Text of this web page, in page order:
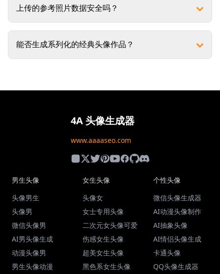
上传的参考照片数据安全吗？
能否生成系列化的经典头像作品？
4A 头像生成器
www.aaaaseo.com
男生头像
头像男生
头像男
微信头像男
AI男头像生成
动漫头像男
男生头像动漫
女生头像
头像女
女士专用头像
二次元女头像可爱
伤感女生头像
超美女生头像
黑色系女生头像
个性头像
微信头像生成器
AI动漫头像制作
AI抽象头像
AI情侣头像生成
卡通头像
QQ头像生成器